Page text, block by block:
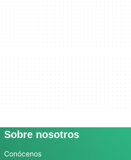
Sobre nosotros
Conócenos